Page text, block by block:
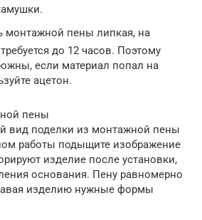
монтажной пены липкая, на
до 12 часов. Поэтому
если материал попал на
ацетон.
пены
вид поделки из монтажной пены
работы подыщите изображение
изделие после установки,
основания. Пену равномерно
изделию нужные формы